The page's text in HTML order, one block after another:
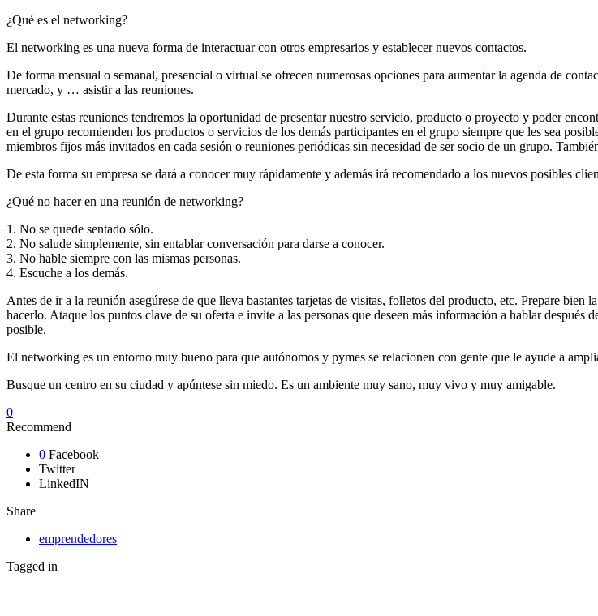
¿Qué es el networking?
El networking es una nueva forma de interactuar con otros empresarios y establecer nuevos contactos.
De forma mensual o semanal, presencial o virtual se ofrecen numerosas opciones para aumentar la agenda de
mercado, y … asistir a las reuniones.
Durante estas reuniones tendremos la oportunidad de presentar nuestro servicio, producto o proyecto y poder
en el grupo recomienden los productos o servicios de los demás participantes en el grupo siempre que les sea
miembros fijos más invitados en cada sesión o reuniones periódicas sin necesidad de ser socio de un grupo.
De esta forma su empresa se dará a conocer muy rápidamente y además irá recomendado a los nuevos posibles
¿Qué no hacer en una reunión de networking?
1. No se quede sentado sólo.
2. No salude simplemente, sin entablar conversación para darse a conocer.
3. No hable siempre con las mismas personas.
4. Escuche a los demás.
Antes de ir a la reunión asegúrese de que lleva bastantes tarjetas de visitas, folletos del producto, etc. Prepare
hacerlo. Ataque los puntos clave de su oferta e invite a las personas que deseen más información a hablar
posible.
El networking es un entorno muy bueno para que autónomos y pymes se relacionen con gente que le ayude a
Busque un centro en su ciudad y apúntese sin miedo. Es un ambiente muy sano, muy vivo y muy amigable.
0
Recommend
0 Facebook
Twitter
LinkedIN
Share
emprendedores
Tagged in